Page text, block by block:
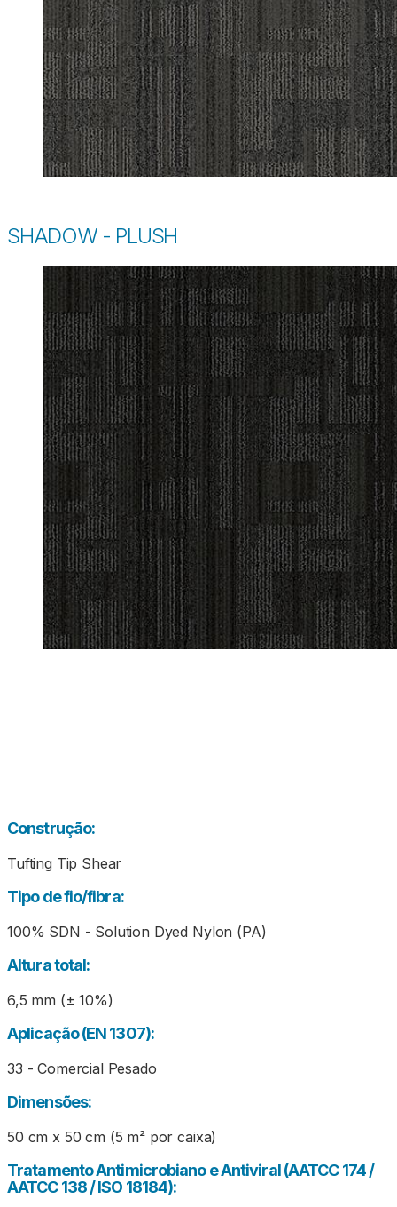
SHADOW - PLUSH
Construção:
Tufting Tip Shear
Tipo de fio/fibra:
100% SDN - Solution Dyed Nylon (PA)
Altura total:
6,5 mm (± 10%)
Aplicação (EN 1307):
33 - Comercial Pesado
Dimensões:
50 cm x 50 cm (5 m² por caixa)
Tratamento Antimicrobiano e Antiviral (AATCC 174 /
AATCC 138 / ISO 18184):